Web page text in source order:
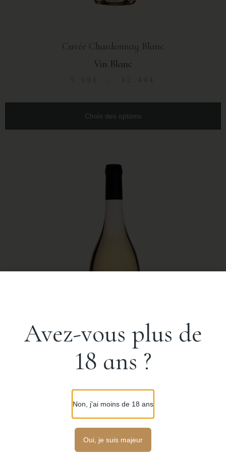
Cuvée Chardonnay Blanc
Vin Blanc
5.60 € 32.40 €
Choix des options
Cuvée Excellence Blanc
Vin Blanc
10.80€ – 60.00€
Avez-vous plus de
18 ans ?
Non, j'ai moins de 18 ans
Oui, je suis majeur